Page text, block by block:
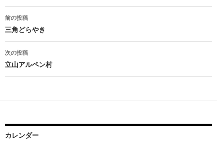
投
稿
ナ
ビ
ゲ
ー
ョ
前の投稿
三角どらやき
次の投稿
立山アルペン村
カレンダー